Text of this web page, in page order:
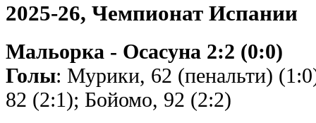
2025-26, Чемпионат Испании
Мальорка - Осасуна 2:2 (0:0)
Голы: Мурики, 62 (пенальти)
82 (2:1); Бойомо, 92 (2:2)